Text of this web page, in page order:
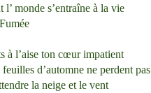
l’ monde s’entraîne à la vie
à l’aise ton cœur impatient
feuilles d’automne ne perdent
la neige et le vent